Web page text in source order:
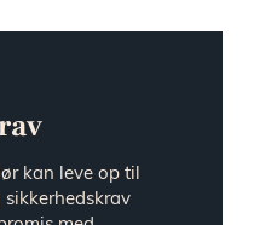
kan leve op til
sikkerhedskrav